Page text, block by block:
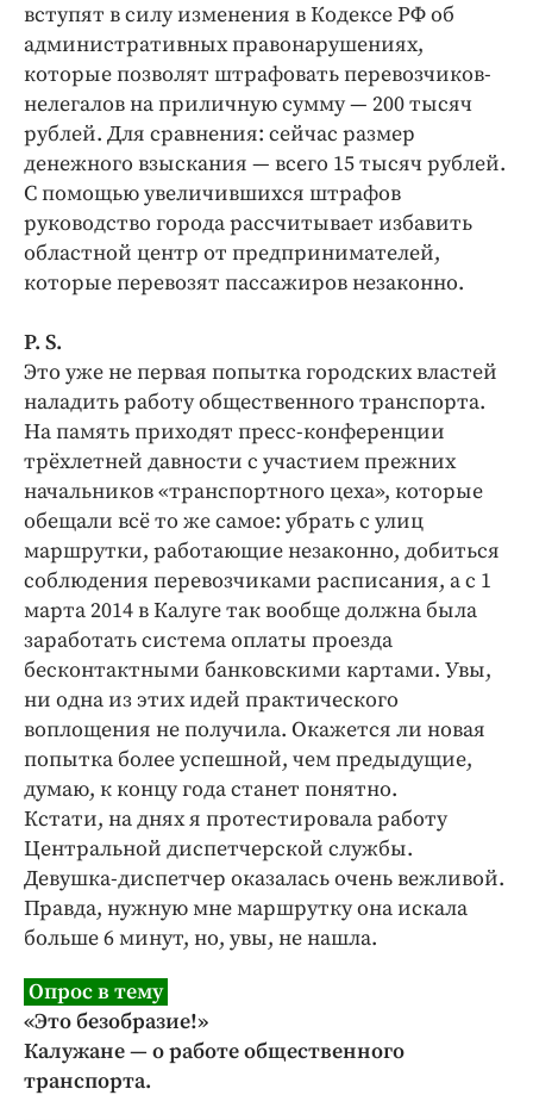
вступят в силу изменения в Кодексе РФ об
административных правонарушениях,
которые позволят штрафовать перевозчиков-
нелегалов на приличную сумму — 200 тысяч
рублей. Для сравнения: сейчас размер
денежного взыскания — всего 15 тысяч рублей.
С помощью увеличившихся штрафов
руководство города рассчитывает избавить
областной центр от предпринимателей,
которые перевозят пассажиров незаконно.
P. S.
Это уже не первая попытка городских властей
наладить работу общественного транспорта.
На память приходят пресс-конференции
трёхлетней давности с участием прежних
начальников «транспортного цеха», которые
обещали всё то же самое: убрать с улиц
маршрутки, работающие незаконно, добиться
соблюдения перевозчиками расписания, а с 1
марта 2014 в Калуге так вообще должна была
заработать система оплаты проезда
бесконтактными банковскими картами. Увы,
ни одна из этих идей практического
воплощения не получила. Окажется ли новая
попытка более успешной, чем предыдущие,
думаю, к концу года станет понятно.
Кстати, на днях я протестировала работу
Центральной диспетчерской службы.
Девушка-диспетчер оказалась очень вежливой.
Правда, нужную мне маршрутку она искала
больше 6 минут, но, увы, не нашла.
Опрос в тему
«Это безобразие!»
Калужане — о работе общественного
транспорта.